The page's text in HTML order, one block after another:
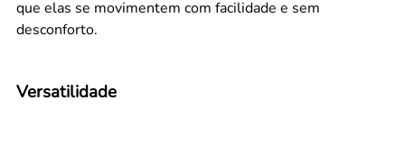
que elas se movimentem com facilidade e sem
desconforto.
Versatilidade